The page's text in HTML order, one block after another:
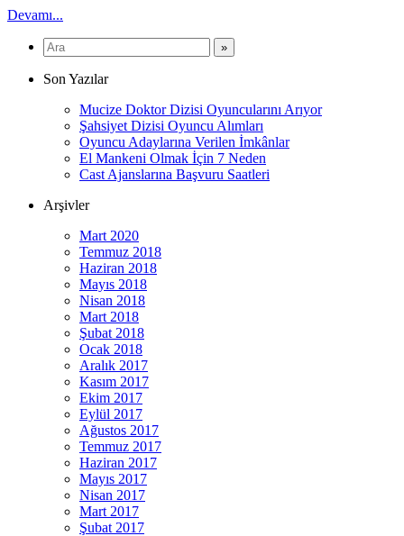
Devamı...
Son Yazılar
Mucize Doktor Dizisi Oyuncularını Arıyor
Şahsiyet Dizisi Oyuncu Alımları
Oyuncu Adaylarına Verilen İmkânlar
El Mankeni Olmak İçin 7 Neden
Cast Ajanslarına Başvuru Saatleri
Arşivler
Mart 2020
Temmuz 2018
Haziran 2018
Mayıs 2018
Nisan 2018
Mart 2018
Şubat 2018
Ocak 2018
Aralık 2017
Kasım 2017
Ekim 2017
Eylül 2017
Ağustos 2017
Temmuz 2017
Haziran 2017
Mayıs 2017
Nisan 2017
Mart 2017
Şubat 2017